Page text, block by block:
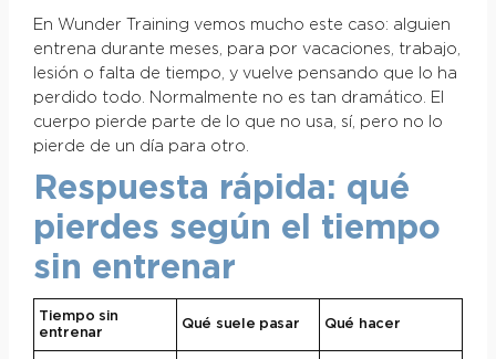
En Wunder Training vemos mucho este caso: alguien
entrena durante meses, para por vacaciones, trabajo,
lesión o falta de tiempo, y vuelve pensando que lo ha
perdido todo. Normalmente no es tan dramático. El
cuerpo pierde parte de lo que no usa, sí, pero no lo
pierde de un día para otro.
Respuesta rápida: qué
pierdes según el tiempo
sin entrenar
Tiempo sin
entrenar
Qué suele pasar Qué hacer